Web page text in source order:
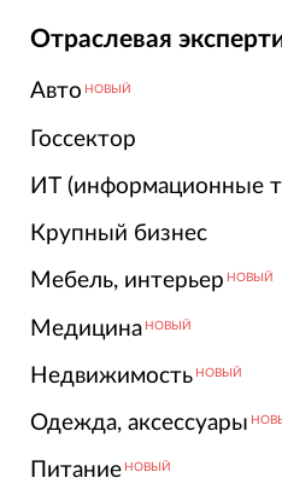
Отраслевая
Авто НОВЫЙ
Госсектор
ИТ (информационные
Крупный бизнес
Мебель, интерьер НОВЫЙ
Медицина НОВЫЙ
Недвижимость НОВЫЙ
Одежда, аксессуары
Питание НОВЫЙ